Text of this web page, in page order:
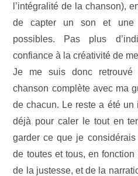
l’intégralité de la chanson),
de capter un son et une
possibles. Pas plus
confiance à la créativité de
Je me suis donc
chanson complète avec ma
de chacun. Le reste a été un
déjà pour caler le tout en
garder ce que je
de toutes et tous, en
de la justesse, et de la